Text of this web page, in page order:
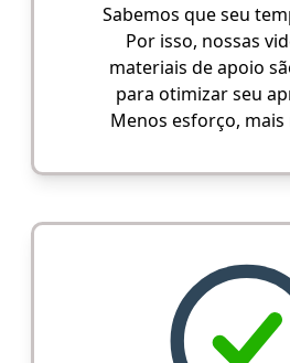
Sabemos que seu
Por isso, nossas
materiais de apoio
para otimizar seu
Menos esforço,